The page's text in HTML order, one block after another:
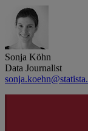
Sonja Köhn
Data Journalist